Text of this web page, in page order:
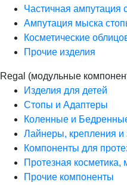
Частичная ампутация
Ампутация мыска
Косметические
Прочие изделия
Regal (модульные
Изделия для детей
Стопы и Адаптеры
Коленные и
Лайнеры, крепления
Компоненты для
Протезная
Прочие компоненты